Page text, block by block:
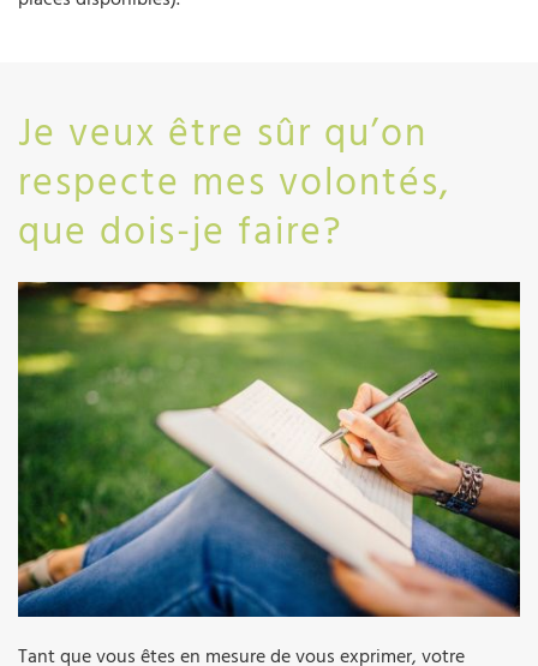
Je veux être sûr qu’on
respecte mes volontés,
que dois-je faire?
Tant que vous êtes en mesure de vous exprimer, votre